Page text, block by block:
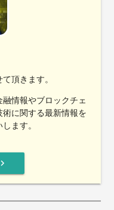
頂きます。
情報やブロックチェ
に関する最新情報を
ます。
chevron_right